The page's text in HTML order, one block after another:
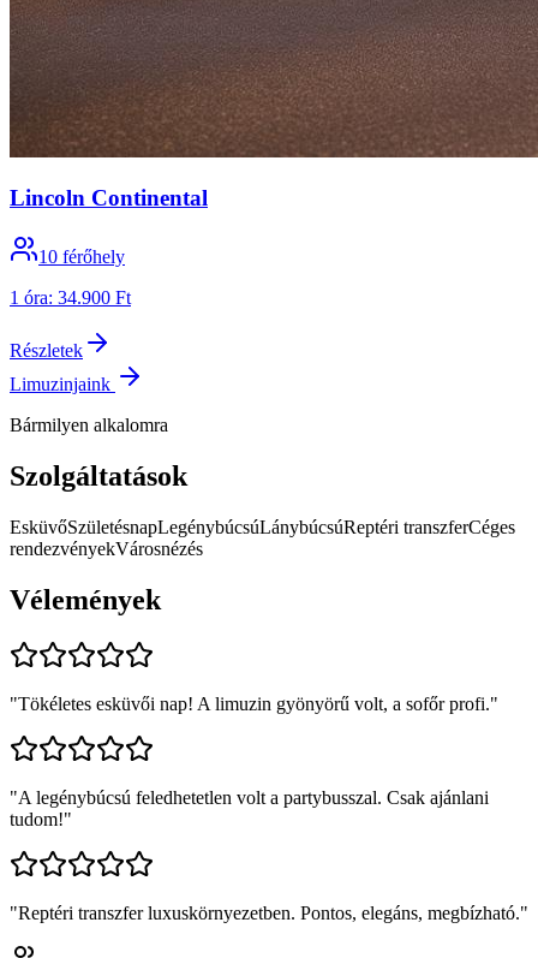
Lincoln Continental
10 férőhely
1 óra: 34.900 Ft
Részletek
Limuzinjaink
Bármilyen alkalomra
Szolgáltatások
EsküvőSzületésnapLegénybúcsúLánybúcsúReptéri transzferCéges
rendezvényekVárosnézés
Vélemények
"Tökéletes esküvői nap! A limuzin gyönyörű volt, a sofőr profi."
"A legénybúcsú feledhetetlen volt a partybusszal. Csak ajánlani
tudom!"
"Reptéri transzfer luxuskörnyezetben. Pontos, elegáns, megbízható."